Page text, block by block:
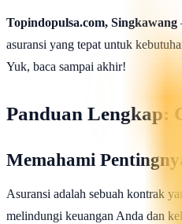
Topindopulsa.com, Singkawang
asuransi yang tepat untuk
Yuk, baca sampai akhir!
Panduan Lengkap:
Memahami
Asuransi adalah sebuah kontrak
melindungi keuangan Anda dan